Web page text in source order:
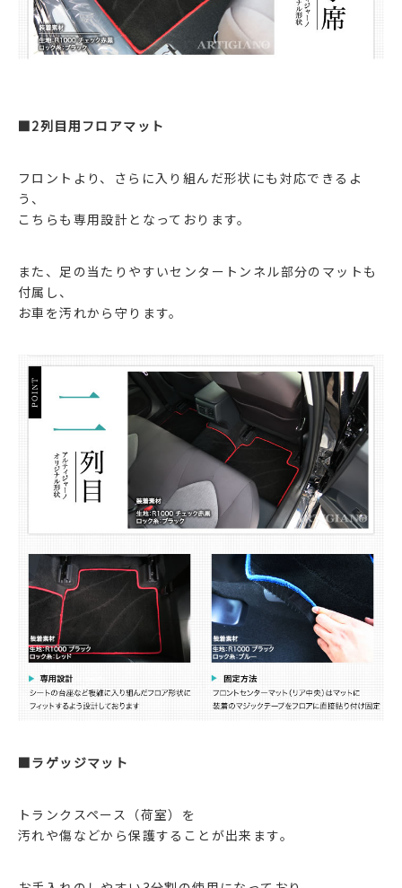
■2列目用フロアマット
フロントより、さらに入り組んだ形状にも対応できるよ
う、
こちらも専用設計となっております。
また、足の当たりやすいセンタートンネル部分のマットも
付属し、
お車を汚れから守ります。
■ラゲッジマット
トランクスペース（荷室）を
汚れや傷などから保護することが出来ます。